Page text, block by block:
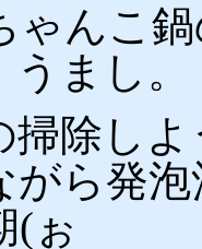
ゃんこ
まし。
掃除し
がら発
(ぉ